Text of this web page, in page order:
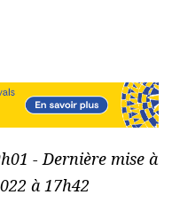
- Dernière mise à
à 17h42